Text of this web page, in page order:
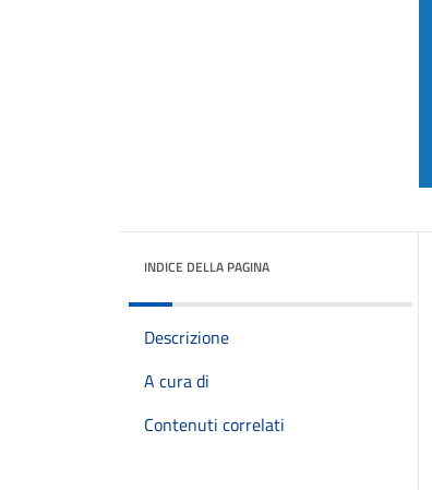
INDICE DELLA PAGINA
Descrizione
A cura di
Contenuti correlati